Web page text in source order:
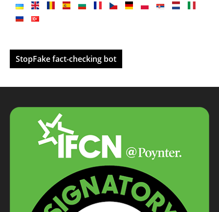
StopFake fact-checking bot